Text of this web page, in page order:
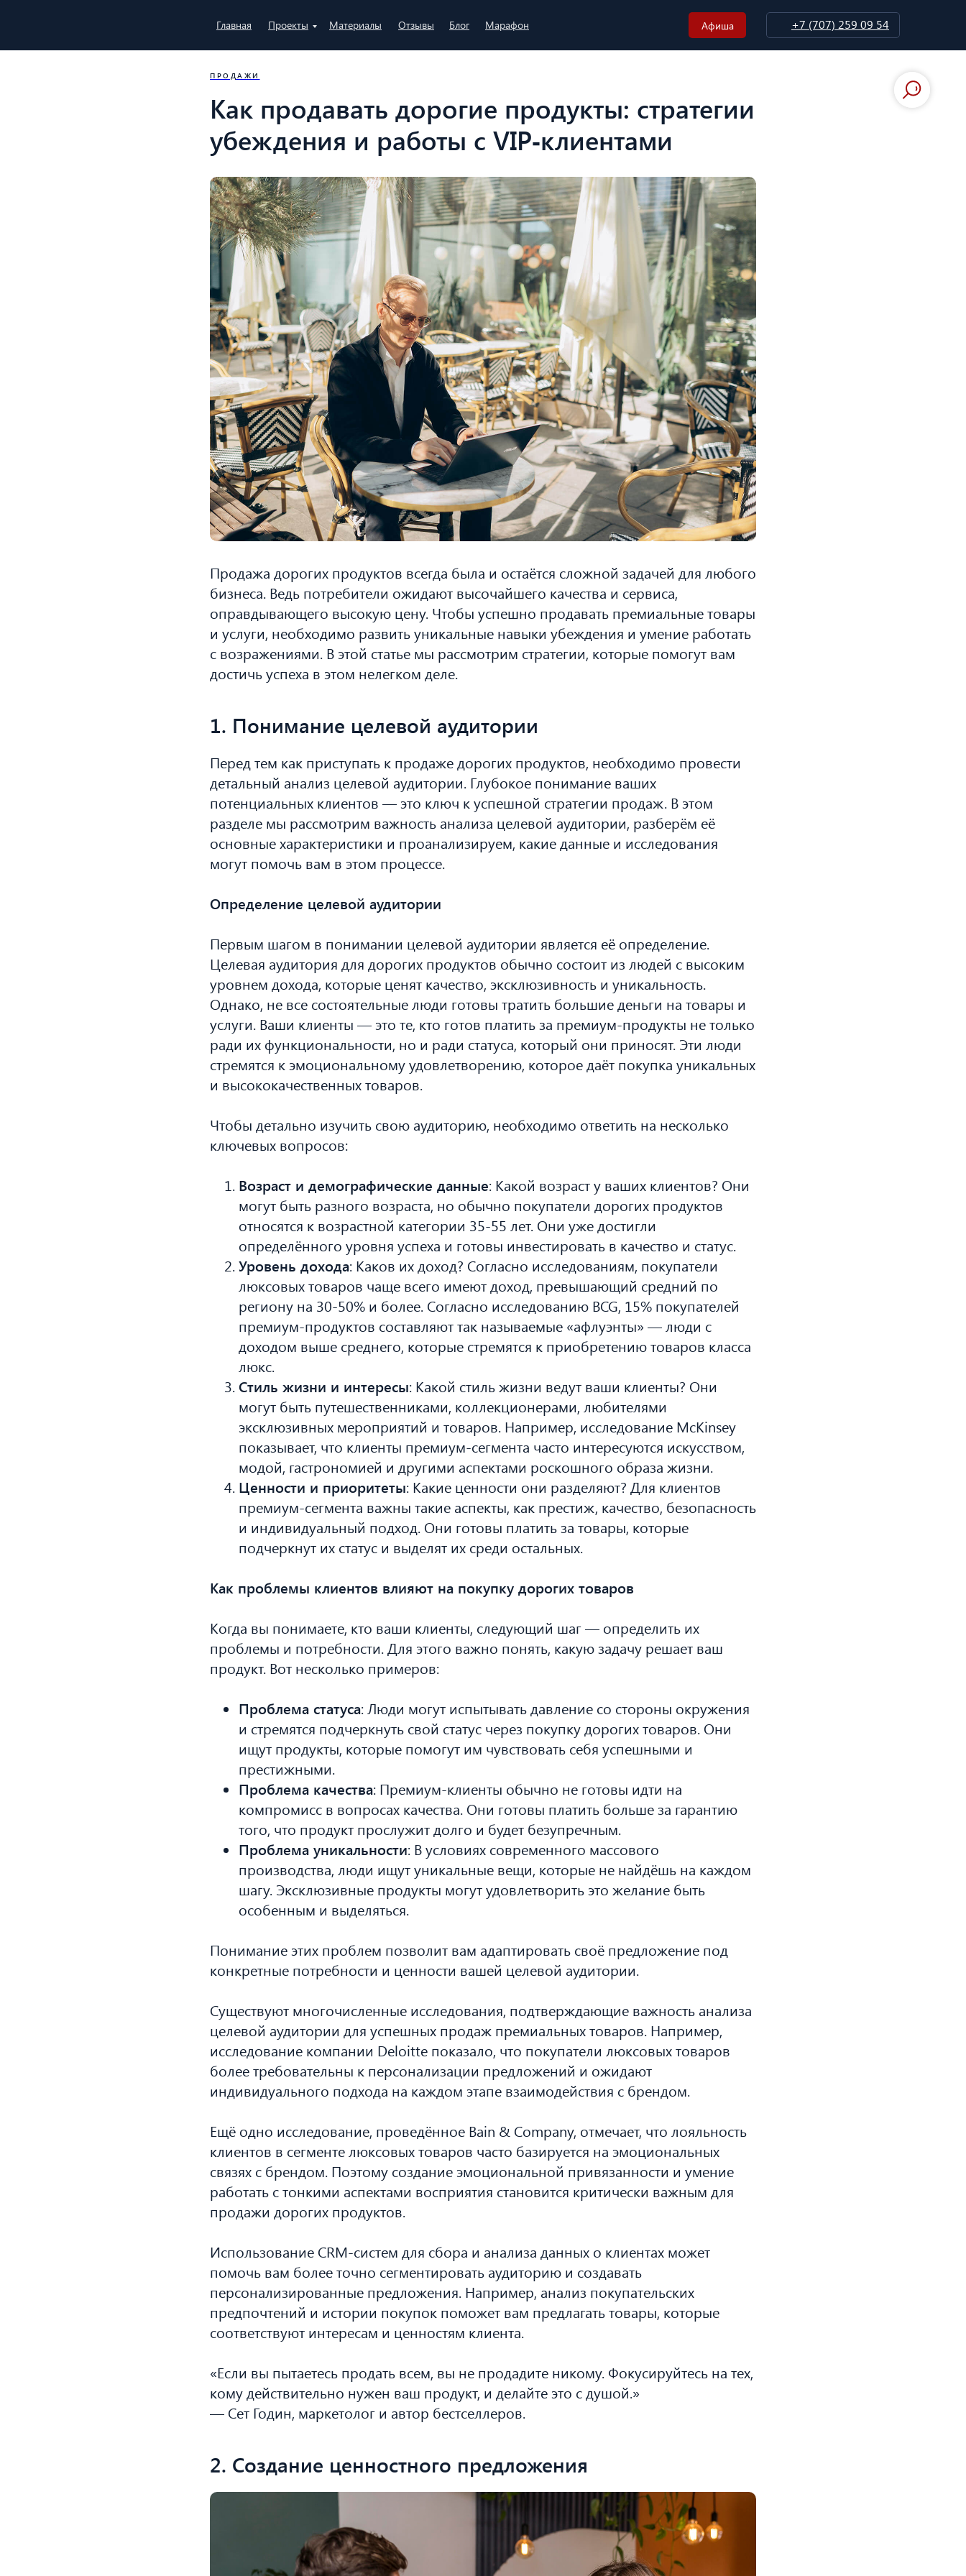
Афиша
Главная Материалы Отзывы Блог Марафон
Проекты +7 (707) 259 09 54
ПРОДАЖИ
Как продавать дорогие продукты: стратегии
убеждения и работы с VIP‑клиентами
Продажа дорогих продуктов всегда была и остаётся сложной задачей для любого
бизнеса. Ведь потребители ожидают высочайшего качества и сервиса,
оправдывающего высокую цену. Чтобы успешно продавать премиальные товары
и услуги, необходимо развить уникальные навыки убеждения и умение работать
с возражениями. В этой статье мы рассмотрим стратегии, которые помогут вам
достичь успеха в этом нелегком деле.
1. Понимание целевой аудитории
Перед тем как приступать к продаже дорогих продуктов, необходимо провести
детальный анализ целевой аудитории. Глубокое понимание ваших
потенциальных клиентов — это ключ к успешной стратегии продаж. В этом
разделе мы рассмотрим важность анализа целевой аудитории, разберём её
основные характеристики и проанализируем, какие данные и исследования
могут помочь вам в этом процессе.
Определение целевой аудитории
Первым шагом в понимании целевой аудитории является её определение.
Целевая аудитория для дорогих продуктов обычно состоит из людей с высоким
уровнем дохода, которые ценят качество, эксклюзивность и уникальность.
Однако, не все состоятельные люди готовы тратить большие деньги на товары и
услуги. Ваши клиенты — это те, кто готов платить за премиум-продукты не только
ради их функциональности, но и ради статуса, который они приносят. Эти люди
стремятся к эмоциональному удовлетворению, которое даёт покупка уникальных
и высококачественных товаров.
Чтобы детально изучить свою аудиторию, необходимо ответить на несколько
ключевых вопросов:
Возраст и демографические данные: Какой возраст у ваших клиентов? Они
могут быть разного возраста, но обычно покупатели дорогих продуктов
относятся к возрастной категории 35-55 лет. Они уже достигли
определённого уровня успеха и готовы инвестировать в качество и статус.
Уровень дохода: Каков их доход? Согласно исследованиям, покупатели
люксовых товаров чаще всего имеют доход, превышающий средний по
региону на 30-50% и более. Согласно исследованию BCG, 15% покупателей
премиум-продуктов составляют так называемые «афлуэнты» — люди с
доходом выше среднего, которые стремятся к приобретению товаров класса
люкс.
Стиль жизни и интересы: Какой стиль жизни ведут ваши клиенты? Они
могут быть путешественниками, коллекционерами, любителями
эксклюзивных мероприятий и товаров. Например, исследование McKinsey
показывает, что клиенты премиум-сегмента часто интересуются искусством,
модой, гастрономией и другими аспектами роскошного образа жизни.
Ценности и приоритеты: Какие ценности они разделяют? Для клиентов
премиум-сегмента важны такие аспекты, как престиж, качество, безопасность
и индивидуальный подход. Они готовы платить за товары, которые
подчеркнут их статус и выделят их среди остальных.
Как проблемы клиентов влияют на покупку дорогих товаров
Когда вы понимаете, кто ваши клиенты, следующий шаг — определить их
проблемы и потребности. Для этого важно понять, какую задачу решает ваш
продукт. Вот несколько примеров:
Проблема статуса: Люди могут испытывать давление со стороны окружения
и стремятся подчеркнуть свой статус через покупку дорогих товаров. Они
ищут продукты, которые помогут им чувствовать себя успешными и
престижными.
Проблема качества: Премиум-клиенты обычно не готовы идти на
компромисс в вопросах качества. Они готовы платить больше за гарантию
того, что продукт прослужит долго и будет безупречным.
Проблема уникальности: В условиях современного массового
производства, люди ищут уникальные вещи, которые не найдёшь на каждом
шагу. Эксклюзивные продукты могут удовлетворить это желание быть
особенным и выделяться.
Понимание этих проблем позволит вам адаптировать своё предложение под
конкретные потребности и ценности вашей целевой аудитории.
Существуют многочисленные исследования, подтверждающие важность анализа
целевой аудитории для успешных продаж премиальных товаров. Например,
исследование компании Deloitte показало, что покупатели люксовых товаров
более требовательны к персонализации предложений и ожидают
индивидуального подхода на каждом этапе взаимодействия с брендом.
Ещё одно исследование, проведённое Bain & Company, отмечает, что лояльность
клиентов в сегменте люксовых товаров часто базируется на эмоциональных
связях с брендом. Поэтому создание эмоциональной привязанности и умение
работать с тонкими аспектами восприятия становится критически важным для
продажи дорогих продуктов.
Использование CRM-систем для сбора и анализа данных о клиентах может
помочь вам более точно сегментировать аудиторию и создавать
персонализированные предложения. Например, анализ покупательских
предпочтений и истории покупок поможет вам предлагать товары, которые
соответствуют интересам и ценностям клиента.
«Если вы пытаетесь продать всем, вы не продадите никому. Фокусируйтесь на тех,
кому действительно нужен ваш продукт, и делайте это с душой.»
— Сет Годин, маркетолог и автор бестселлеров.
2. Создание ценностного предложения